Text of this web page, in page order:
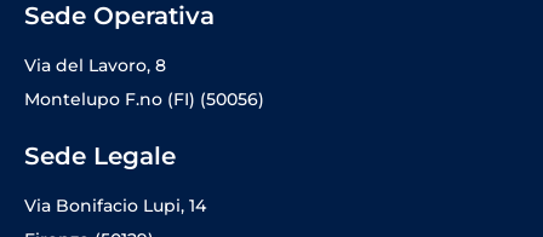
Sede Operativa
Via del Lavoro, 8
Montelupo F.no (FI) (50056)
Sede Legale
Via Bonifacio Lupi, 14